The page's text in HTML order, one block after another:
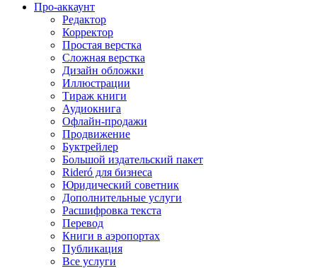
Про-аккаунт
Редактор
Корректор
Простая верстка
Сложная верстка
Дизайн обложки
Иллюстрации
Тираж книги
Аудиокнига
Офлайн-продажи
Продвижение
Буктрейлер
Большой издательский пакет
Rideró для бизнеса
Юридический советник
Дополнительные услуги
Расшифровка текста
Перевод
Книги в аэропортах
Публикация
Все услуги